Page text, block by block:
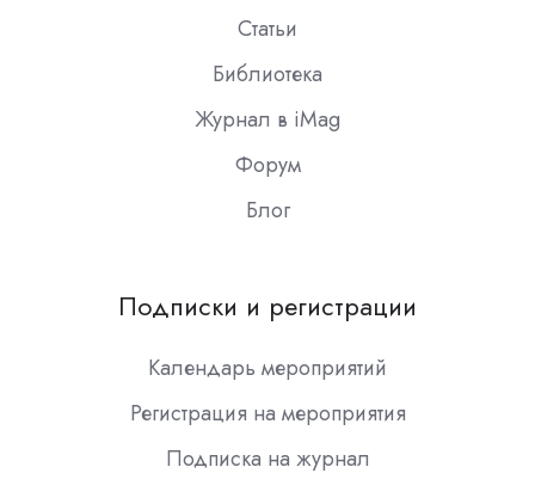
Статьи
Библиотека
Журнал в iMag
Форум
Блог
Подписки и регистрации
Календарь мероприятий
Регистрация на мероприятия
Подписка на журнал